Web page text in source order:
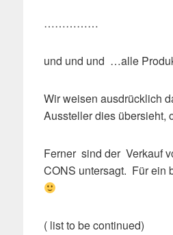
……………
und und und …alle
Wir weisen ausdrücklich
Aussteller dies übersieht,
Ferner sind der Verkauf
CONS untersagt. Für ein
( list to be continued)